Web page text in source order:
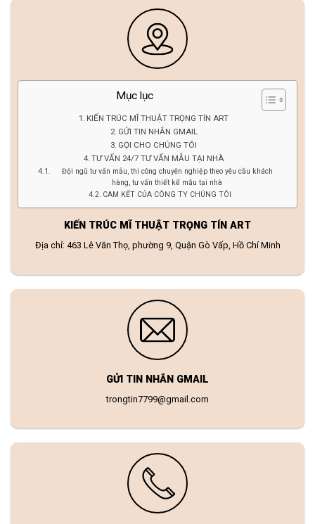
Mục lục
KIẾN TRÚC MĨ THUẬT TRỌNG TÍN ART
GỬI TIN NHẮN GMAIL
GỌI CHO CHÚNG TÔI
TƯ VẤN 24/7 TƯ VẤN MẪU TẠI NHÀ
Đội ngũ tư vấn mẫu, thi công chuyên nghiệp theo yêu cầu khách
hàng, tư vấn thiết kế mẫu tại nhà
CAM KẾT CỦA CÔNG TY CHÚNG TÔI
KIẾN TRÚC MĨ THUẬT TRỌNG TÍN ART
Địa chỉ: 463 Lê Văn Thọ, phường 9, Quận Gò Vấp, Hồ Chí Minh
GỬI TIN NHẮN GMAIL
trongtin7799@gmail.com